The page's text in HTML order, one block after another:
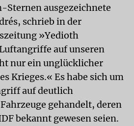
ausgezeichnete
schrieb in der
»Yedioth
auf unseren
nur ein unglücklicher
Krieges.« Es habe sich um
auf deutlich
gehandelt, deren
bekannt gewesen seien.